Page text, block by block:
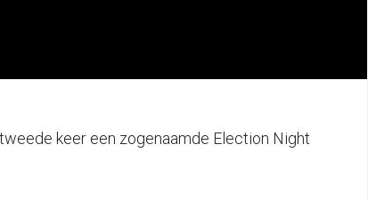
keer een zogenaamde Election Night